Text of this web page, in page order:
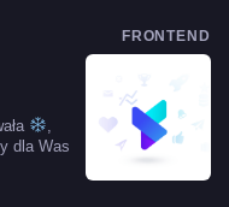
FRONTEND
,
dla Was